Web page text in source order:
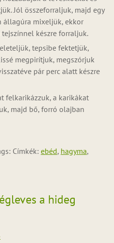
Jól összeforraljuk, majd egy
állagúra mixeljük, ekkor
készre forraljuk.
tepsibe fektetjük,
megpirítjuk, megszórjuk
pár perc alatt készre
felkarikázzuk, a karikákat
majd bő, forró olajban
Címkék: ebéd, hagyma,
a hideg